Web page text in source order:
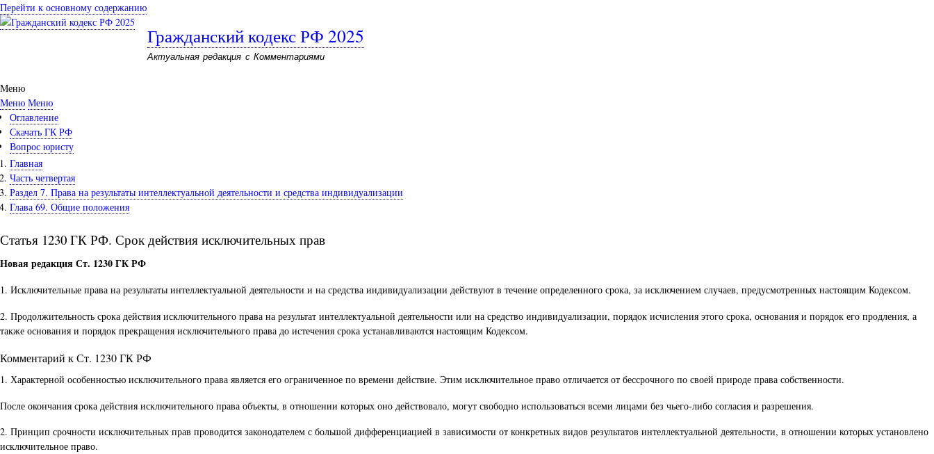
Перейти к основному содержанию
Гражданский кодекс РФ 2025
Актуальная редакция с Комментариями
Меню
Меню Меню
Оглавление
Скачать ГК РФ
Вопрос юристу
Главная
Часть четвертая
Раздел 7. Права на результаты интеллектуальной деятельности и средства индивидуализации
Глава 69. Общие положения
Статья 1230 ГК РФ. Срок действия исключительных прав
Новая редакция Ст. 1230 ГК РФ
1. Исключительные права на результаты интеллектуальной деятельности и на средства индивидуализации действуют в течение определенного срока, за исключением случаев, предусмотренных настоящим Кодексом.
2. Продолжительность срока действия исключительного права на результат интеллектуальной деятельности или на средство индивидуализации, порядок исчисления этого срока, основания и порядок его продления, а
также основания и порядок прекращения исключительного права до истечения срока устанавливаются настоящим Кодексом.
Комментарий к Ст. 1230 ГК РФ
1. Характерной особенностью исключительного права является его ограниченное по времени действие. Этим исключительное право отличается от бессрочного по своей природе права собственности.
После окончания срока действия исключительного права объекты, в отношении которых оно действовало, могут свободно использоваться всеми лицами без чьего-либо согласия и разрешения.
2. Принцип срочности исключительных прав проводится законодателем с большой дифференциацией в зависимости от конкретных видов результатов интеллектуальной деятельности, в отношении которых установлено
исключительное право.